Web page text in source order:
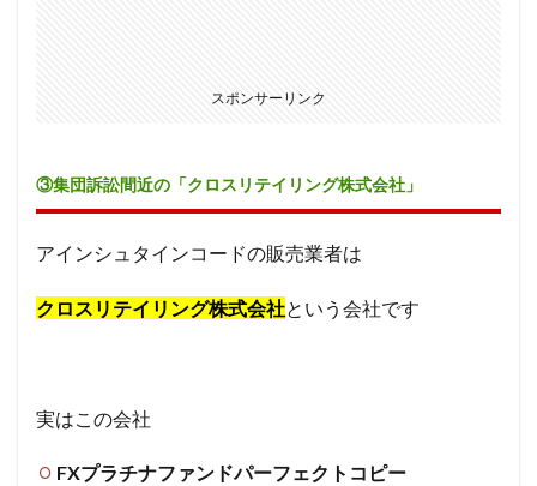
スポンサーリンク
③集団訴訟間近の「クロスリテイリング株式会社」
アインシュタインコードの販売業者は
クロスリテイリング株式会社という会社です
実はこの会社
FXプラチナファンドパーフェクトコピー